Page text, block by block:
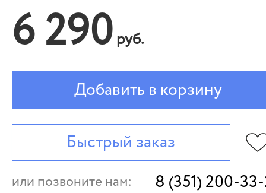
6 290 руб.
Добавить в корзину
Быстрый заказ
или позвоните нам: 8 (351) 200-